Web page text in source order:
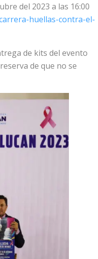
del 2023 a las 16:00
huellas-contra-el-
de kits del evento
de que no se